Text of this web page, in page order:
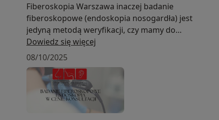
Fiberoskopia Warszawa inaczej badanie
fiberoskopowe (endoskopia nosogardła) jest
jedyną metodą weryfikacji, czy mamy do
czynienia z przerostem trzeciego migdałka.
Warto bowiem pamiętać, że w przeciwieństwie do
migdałków podniebiennych, które możemy
zobaczyć po szerokim otwarciu ust, trzeciego
migdałka nie da się zobaczyć. BADANIE
ENDOSKOPOWE W CENIE KONSULTACJI
WARSZAWA OTOLARYNGOLODZY24
Dowiedz się więcej
08/10/2025